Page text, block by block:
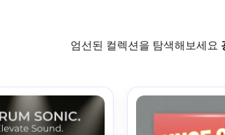
엄선된 컬렉션을 탐색해보세요